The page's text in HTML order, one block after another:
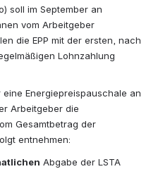
soll im September an
vom Arbeitgeber
die EPP mit der ersten, nach
Lohnzahlung
Energiepreispauschale an
Arbeitgeber die
Gesamtbetrag der
entnehmen:
Abgabe der LSTA